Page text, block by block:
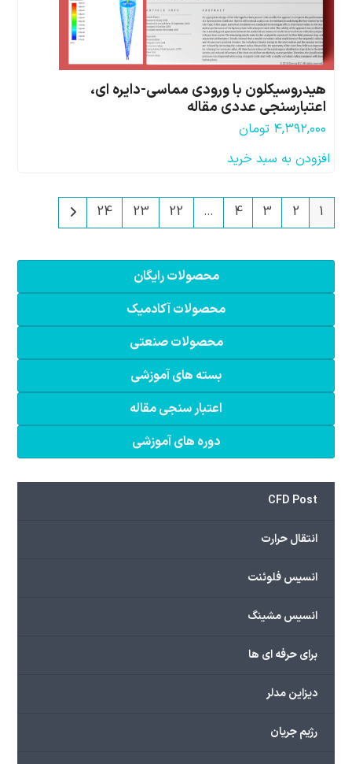
هیدروسیکلون با ورودی مماسی-دایره ای،
اعتبارسنجی عددی مقاله
۴,۳۹۲,۰۰۰ تومان
افزودن به سبد خرید
1
2
3
4
…
22
23
24
محصولات رایگان
محصولات آکادمیک
محصولات صنعتی
بسته های آموزشی
اعتبار سنجی مقاله
دوره های آموزشی
CFD Post
انتقال حرارت
انسیس فلوئنت
انسیس مشینگ
برای حرفه ای ها
دیزاین مدلر
رژیم جریان